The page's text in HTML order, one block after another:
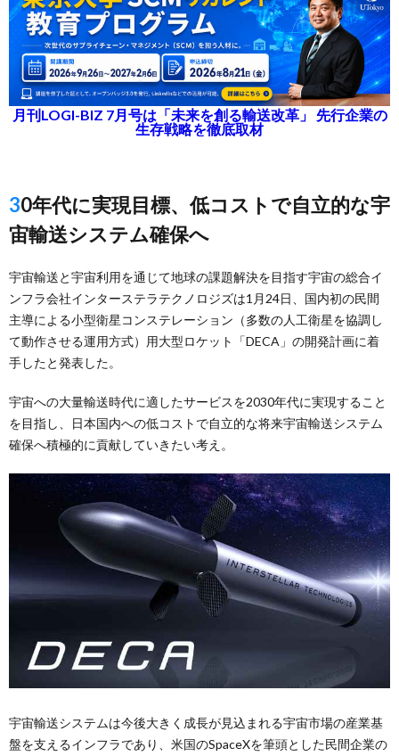
月刊LOGI-BIZ 7月号は「未来を創る輸送改革」 先行企業の
生存戦略を徹底取材
30年代に実現目標、低コストで自立的な宇
宙輸送システム確保へ
宇宙輸送と宇宙利用を通じて地球の課題解決を目指す宇宙の総合イ
ンフラ会社インターステラテクノロジズは1月24日、国内初の民間
主導による小型衛星コンステレーション（多数の人工衛星を協調し
て動作させる運用方式）用大型ロケット「DECA」の開発計画に着
手したと発表した。
宇宙への大量輸送時代に適したサービスを2030年代に実現すること
を目指し、日本国内への低コストで自立的な将来宇宙輸送システム
確保へ積極的に貢献していきたい考え。
宇宙輸送システムは今後大きく成長が見込まれる宇宙市場の産業基
盤を支えるインフラであり、米国のSpaceXを筆頭とした民間企業の